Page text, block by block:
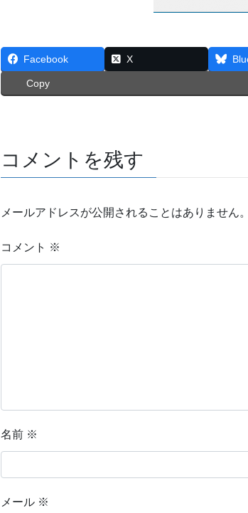
Facebook X
Copy
コメントを残す
メールアドレスが公開されることはありません。
コメント ※
名前 ※
メール ※